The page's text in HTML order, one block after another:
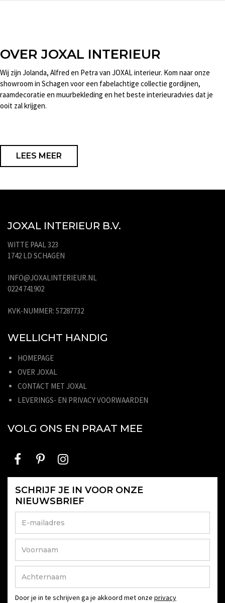
OVER JOXAL INTERIEUR
Wij zijn Jolanda, Alfred en Petra van JOXAL interieur. Kom naar onze
showroom in Schagen voor een fabelachtige collectie gordijnen,
raamdecoratie en muurbekleding en het beste interieuradvies dat je
ooit zal krijgen.
LEES MEER
JOXAL INTERIEUR B.V.
WITTE PAAL 323
1742 LD SCHAGEN
INFO@JOXALINTERIEUR.NL
0224 741902
KVK-NUMMER: 57287732
WELLICHT HANDIG
HOMEPAGE
OVER JOXAL
CONTACT MET JOXAL
LEVERINGS- EN PRIVACY VOORWAARDEN
VOLG ONS EN PRAAT MEE
SCHRIJF JE IN VOOR ONZE
NIEUWSBRIEF
Door je in te schrijven ga je akkoord met onze privacy